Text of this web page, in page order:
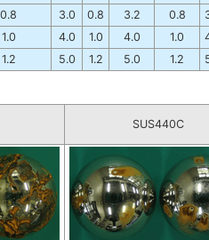
0.8 3.0 0.8 3.2 0.8
1.0 4.0 1.0 4.0 1.0
1.2 5.0 1.2 5.0 1.2
SUS440C